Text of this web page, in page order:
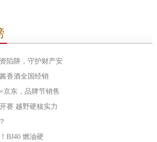
陷阱，守护财产安
香酒全国经销
京东，品牌节销售
赛 越野硬核实力
BJ40 燃油硬